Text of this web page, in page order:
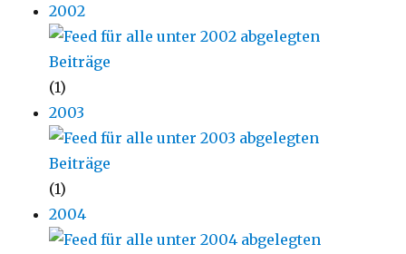
2002
(1)
2003
(1)
2004